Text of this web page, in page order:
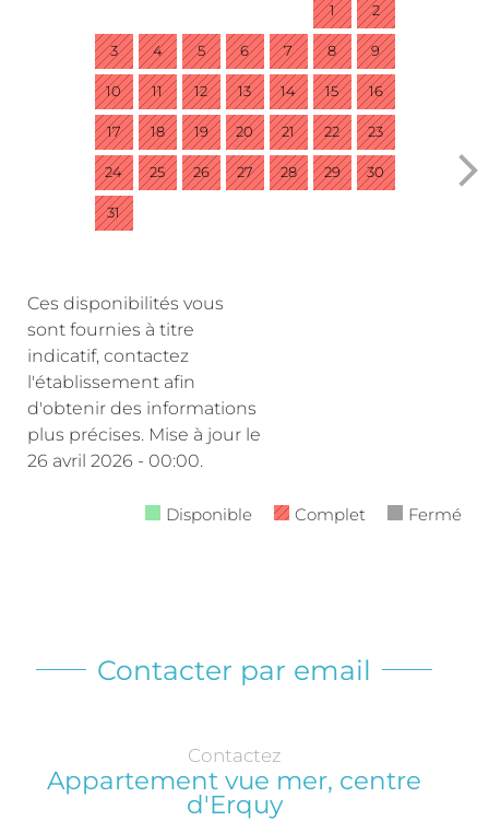
1 2
3 4 5 6 7 8 9
10 11 12 13 14 15 16
17 18 19 20 21 22 23
24 25 26 27 28 29 30
31
Ces disponibilités vous
sont fournies à titre
indicatif, contactez
l'établissement afin
d'obtenir des informations
plus précises. Mise à jour le
26 avril 2026 - 00:00.
Disponible Complet Fermé
Contacter par email
Contactez
Appartement vue mer, centre
d'Erquy